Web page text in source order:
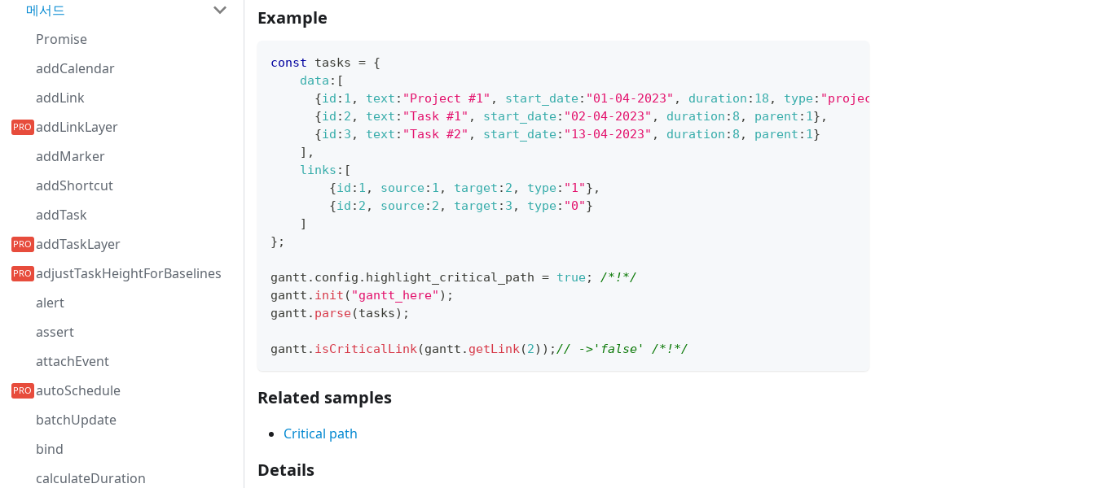
메서드
Promise
addCalendar
addLink
addLinkLayer
addMarker
addShortcut
addTask
addTaskLayer
adjustTaskHeightForBaselines
alert
assert
attachEvent
autoSchedule
batchUpdate
bind
calculateDuration
Example
const tasks = {
data : [
{id : 1 , text : "Project #1" , start_date: "01-04-2023" , duration : 18 , type: "project"
{id : 2 , text : "Task #1" , start_date: "02-04-2023" , duration : 8 , parent : 1} ,
{id : 3 , text : "Task #2" , start_date: "13-04-2023" , duration : 8 , parent : 1}
] ,
links : [
{id : 1 , source: 1 , target : 2 , type: "1"} ,
{id : 2 , source: 2 , target : 3 , type: "0"}
]
} ;
gantt . config . highlight_critical_path = true;
/*!*/
gantt . init ( "gantt_here" ) ;
gantt . parse(tasks) ;
gantt . isCriticalLink(gantt . getLink(2) ) ;// ->'false' /*!*/
Related samples
Critical path
Details